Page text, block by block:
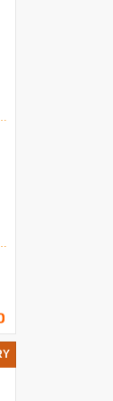
(Gra Xbox Series X)
One Key)